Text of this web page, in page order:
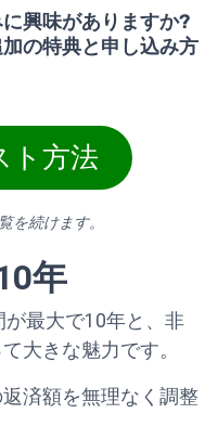
興味がありますか?
の特典と申し込み方
ト方法
を続けます。
年
が最大で10年と、非
大きな魅力です。
済額を無理なく調整